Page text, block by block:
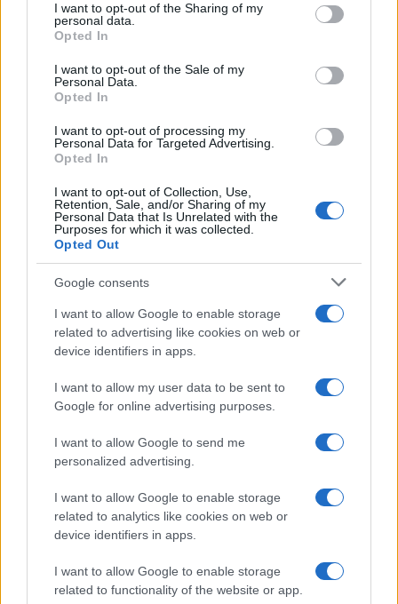
not limited to your visit or usage behaviour. You may click to
grant or deny consent to Google and its third-party tags to
use your data for below specified purposes in below Google
consent section.
I want to opt-out of the Sharing of my
personal data.
Opted In
I want to opt-out of the Sale of my
Personal Data.
Opted In
I want to opt-out of processing my
Personal Data for Targeted Advertising.
Opted In
I want to opt-out of Collection, Use,
Retention, Sale, and/or Sharing of my
Personal Data that Is Unrelated with the
Purposes for which it was collected.
Opted Out
Google consents
I want to allow Google to enable storage
related to advertising like cookies on web or
device identifiers in apps.
I want to allow my user data to be sent to
Google for online advertising purposes.
I want to allow Google to send me
personalized advertising.
I want to allow Google to enable storage
related to analytics like cookies on web or
device identifiers in apps.
I want to allow Google to enable storage
related to functionality of the website or app.
VW: Η δύσκολη εξίσωση
της αναδιάρθρωσης
Alpha Bank: Για πρώτη φορά
του σε όλους
ESG Report 2025: Πώς η ΑΒ Βασιλόπουλος μετατρέπει τη
βιωσιμότητα σε καθημερινή πράξη
Ολυμπιακού
Αστική Κινητικότητα
Αστική παράδοση
πλατφόρμες και υπηρεσίες